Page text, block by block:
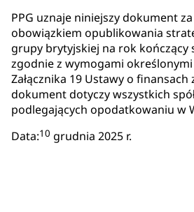
PPG uznaje niniejszy dokument
obowiązkiem opublikowania
grupy brytyjskiej na rok kończący
zgodnie z wymogami
Załącznika 19 Ustawy o finansach
dokument dotyczy wszystkich
podlegających opodatkowaniu w
Data:10 grudnia 2025 r.